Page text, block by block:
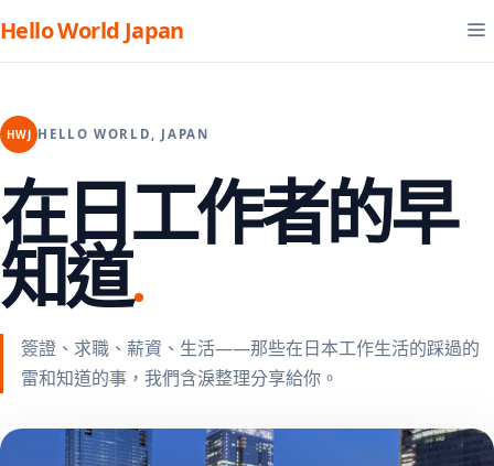
Hello World Japan
HWJ HELLO WORLD, JAPAN
在日工作者的早
知道
簽證、求職、薪資、生活——那些在日本工作生活的踩過的
雷和知道的事，我們含淚整理分享給你。